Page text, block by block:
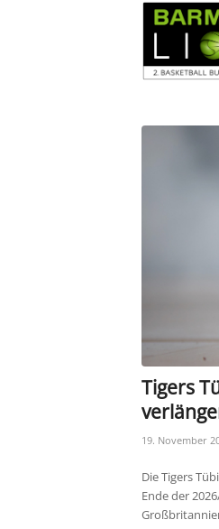
Tigers
19. November
Die Tigers
Ende der